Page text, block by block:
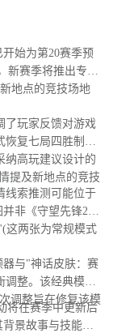
始为第20赛季预
新赛季将推出专为
地点的竞技场地
玩家反馈对游戏
复七局四胜制。
纳高玩建议设计的
提及新地点的竞技
索推测可能位于
非《守望先锋2》
这两张为常规模式
与"神话皮肤：赛
调整。该经典模式
调整旨在修复该模
在赛季中更新后
景故事与技能设